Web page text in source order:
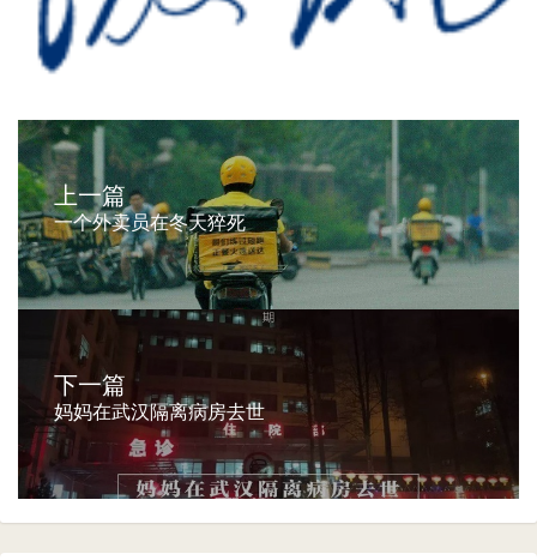
上一篇
一个外卖员在冬天猝死
下一篇
妈妈在武汉隔离病房去世